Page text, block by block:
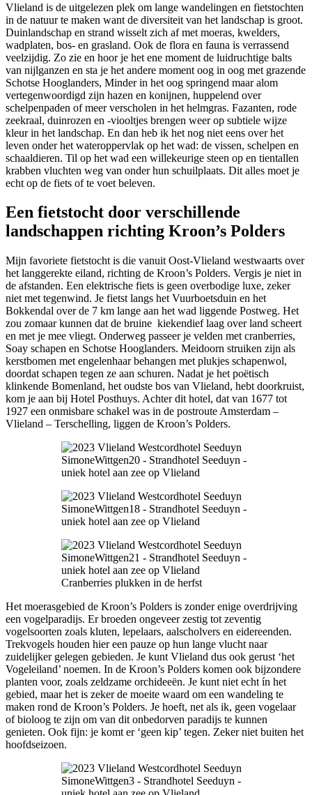
Vlieland is de uitgelezen plek om lange wandelingen en fietstochten
in de natuur te maken want de diversiteit van het landschap is groot.
Duinlandschap en strand wisselt zich af met moeras, kwelders,
wadplaten, bos- en grasland. Ook de flora en fauna is verrassend
veelzijdig. Zo zie en hoor je het ene moment de luidruchtige balts
van nijlganzen en sta je het andere moment oog in oog met grazende
Schotse Hooglanders, Minder in het oog springend maar alom
vertegenwoordigd zijn hazen en konijnen, huppelend over
schelpenpaden of meer verscholen in het helmgras. Fazanten, rode
zeekraal, duinrozen en -viooltjes brengen weer op subtiele wijze
kleur in het landschap. En dan heb ik het nog niet eens over het
leven onder het wateroppervlak op het wad: de vissen, schelpen en
schaaldieren. Til op het wad een willekeurige steen op en tientallen
krabben vluchten weg van onder hun schuilplaats. Dit alles moet je
echt op de fiets of te voet beleven.
Een fietstocht door verschillende
landschappen richting Kroon’s Polders
Mijn favoriete fietstocht is die vanuit Oost-Vlieland westwaarts over
het langgerekte eiland, richting de Kroon’s Polders. Vergis je niet in
de afstanden. Een elektrische fiets is geen overbodige luxe, zeker
niet met tegenwind. Je fietst langs het Vuurboetsduin en het
Bokkendal over de 7 km lange aan het wad liggende Postweg. Het
zou zomaar kunnen dat de bruine kiekendief laag over land scheert
en met je mee vliegt. Onderweg passeer je velden met cranberries,
Soay schapen en Schotse Hooglanders. Meidoorn struiken zijn als
kerstbomen met engelenhaar behangen met plukjes schapenwol,
doordat schapen tegen ze aan schuren. Nadat je het poëtisch
klinkende Bomenland, het oudste bos van Vlieland, hebt doorkruist,
kom je aan bij Hotel Posthuys. Achter dit hotel, dat van 1677 tot
1927 een onmisbare schakel was in de postroute Amsterdam –
Vlieland – Terschelling, liggen de Kroon’s Polders.
Cranberries plukken in de herfst
Het moerasgebied de Kroon’s Polders is zonder enige overdrijving
een vogelparadijs. Er broeden ongeveer zestig tot zeventig
vogelsoorten zoals kluten, lepelaars, aalscholvers en eidereenden.
Trekvogels houden hier een pauze op hun lange vlucht naar
zuidelijker gelegen gebieden. Je kunt Vlieland dus ook gerust ‘het
Vogeleiland’ noemen. In de Kroon’s Polders komen ook bijzondere
planten voor, zoals zeldzame orchideeën. Je kunt niet echt ín het
gebied, maar het is zeker de moeite waard om een wandeling te
maken rond de Kroon’s Polders. Je hoeft, net als ik, geen vogelaar
of bioloog te zijn om van dit onbedorven paradijs te kunnen
genieten. Ook fijn: je komt er ‘geen kip’ tegen. Zeker niet buiten het
hoofdseizoen.